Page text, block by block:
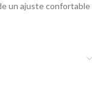
un ajuste confortable